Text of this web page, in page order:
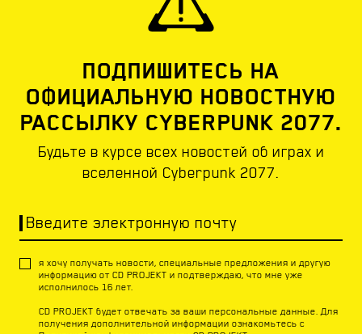
ПОДПИШИТЕСЬ НА
ОФИЦИАЛЬНУЮ НОВОСТНУЮ
РАССЫЛКУ CYBERPUNK 2077.
Будьте в курсе всех новостей об играх и
вселенной Cyberpunk 2077.
Введите электронную почту
я хочу получать новости, специальные предложения и другую
информацию от CD PROJEKT и подтверждаю, что мне уже
исполнилось 16 лет.
CD PROJEKT будет отвечать за ваши персональные данные. Для
получения дополнительной информации ознакомьтесь с